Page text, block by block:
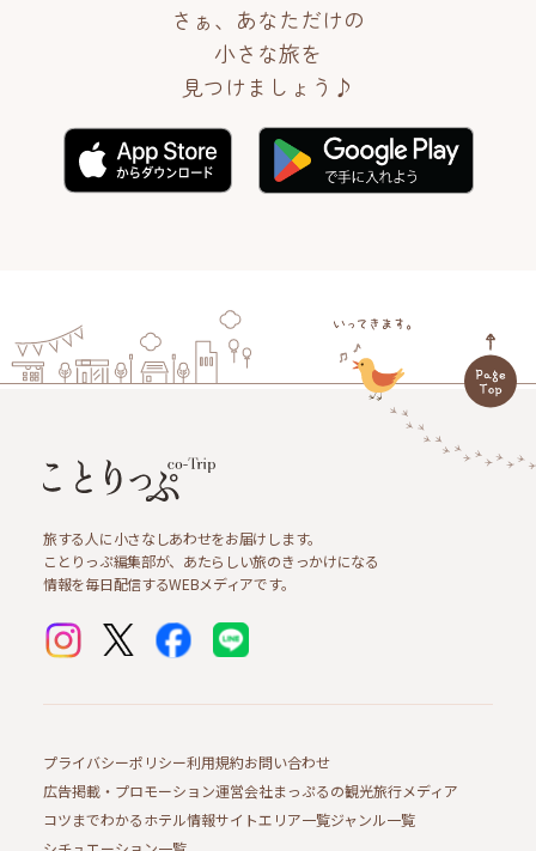
さぁ、あなただけの
小さな旅を
見つけましょう♪
旅する人に小さなしあわせをお届けします。
ことりっぷ編集部が、あたらしい旅のきっかけになる
情報を毎日配信するWEBメディアです。
プライバシーポリシー利用規約お問い合わせ
広告掲載・プロモーション運営会社まっぷるの観光旅行メディア
コツまでわかるホテル情報サイトエリア一覧ジャンル一覧